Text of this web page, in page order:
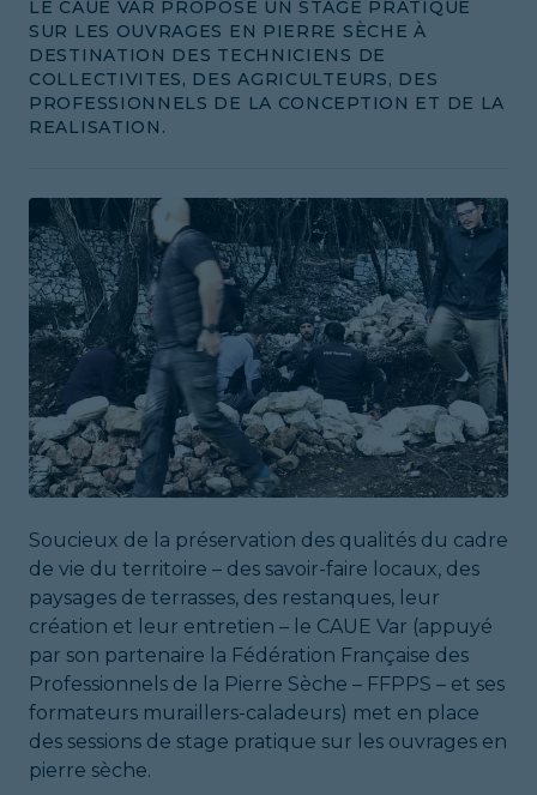
LE CAUE VAR PROPOSE UN STAGE PRATIQUE
SUR LES OUVRAGES EN PIERRE SÈCHE À
DESTINATION DES TECHNICIENS DE
COLLECTIVITES, DES AGRICULTEURS, DES
PROFESSIONNELS DE LA CONCEPTION ET DE LA
REALISATION.
Soucieux de la préservation des qualités du cadre
de vie du territoire – des savoir-faire locaux, des
paysages de terrasses, des restanques, leur
création et leur entretien – le CAUE Var (appuyé
par son partenaire la Fédération Française des
Professionnels de la Pierre Sèche – FFPPS – et ses
formateurs muraillers-caladeurs) met en place
des sessions de stage pratique sur les ouvrages en
pierre sèche.